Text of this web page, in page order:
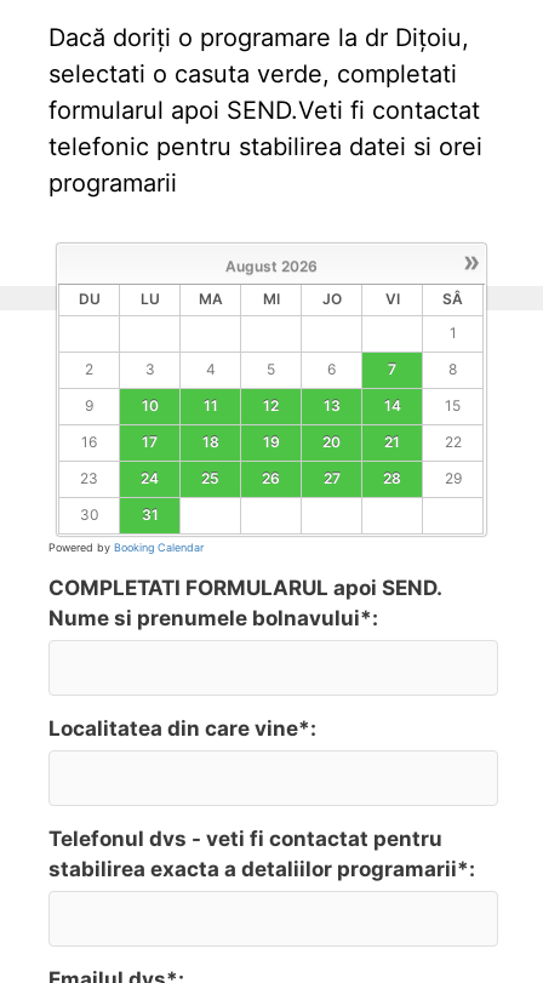
Dacă doriți o programare la dr Dițoiu,
selectati o casuta verde, completati
formularul apoi SEND.Veti fi contactat
telefonic pentru stabilirea datei si orei
programarii
»
August 2026
DU
LU MA MI JO VI
SÂ
1
2
3 4 5 6 7
8
9
10 11 12 13 14
15
16
17 18 19 20 21
22
23
24 25 26 27 28
29
30
31
Powered by Booking Calendar
COMPLETATI FORMULARUL apoi SEND.
Nume si prenumele bolnavului*:
Localitatea din care vine*:
Telefonul dvs - veti fi contactat pentru
stabilirea exacta a detaliilor programarii*: